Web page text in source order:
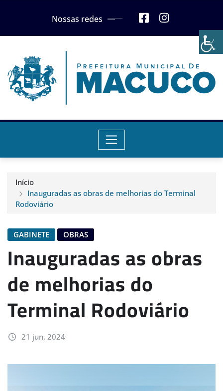
Nossas redes
Início
Inauguradas as obras de melhorias do Terminal
Rodoviário
GABINETE OBRAS
Inauguradas as obras
de melhorias do
Terminal Rodoviário
21 jun, 2024